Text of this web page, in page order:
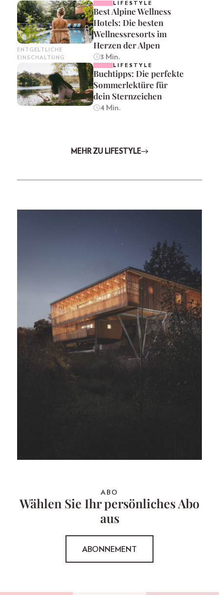
ENTGELTLICHE
EINSCHALTUNG
LIFESTYLE
Best Alpine Wellness
Hotels: Die besten
Wellnessresorts im
Herzen der Alpen
3 Min.
LIFESTYLE
Buchtipps: Die perfekte
Sommerlektüre für
dein Sternzeichen
4 Min.
MEHR ZU LIFESTYLE
ABO
Wählen Sie Ihr persönliches Abo
aus
ABONNEMENT